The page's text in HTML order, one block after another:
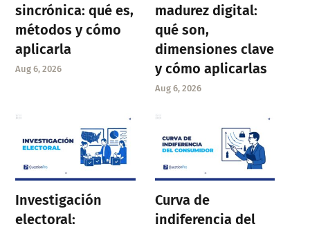
sincrónica: qué es,
métodos y cómo
aplicarla
Aug 6, 2026
madurez digital:
qué son,
dimensiones clave
y cómo aplicarlas
Aug 6, 2026
Investigación
electoral:
Curva de
indiferencia del